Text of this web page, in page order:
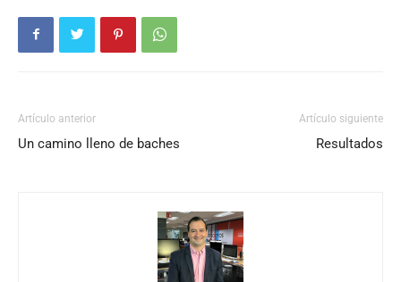
Artículo anterior
Un camino lleno de baches
Artículo siguiente
Resultados